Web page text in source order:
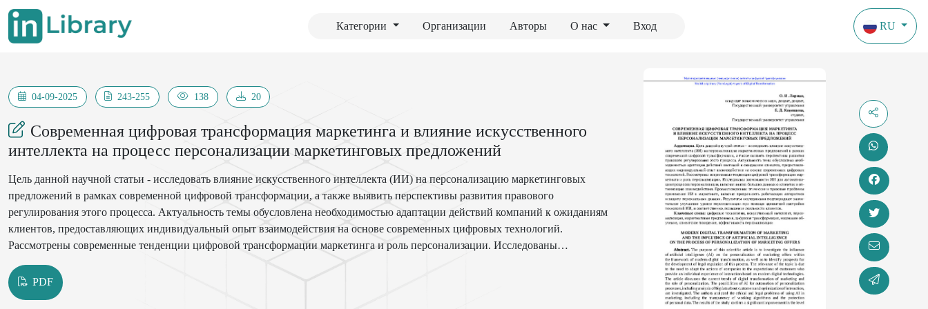
Категории Организации Авторы О нас Вход RU
04-09-2025 243-255 138 20
Современная цифровая трансформация маркетинга и влияние искусственного
интеллекта на процесс персонализации маркетинговых предложений
Цель данной научной статьи - исследовать влияние искусственного интеллекта (ИИ) на персонализацию маркетинговых
предложений в рамках современной цифровой трансформации, а также выявить перспективы развития правового
регулирования этого процесса. Актуальность темы обусловлена необходимостью адаптации действий компаний к ожиданиям
клиентов, предоставляющих индивидуальный опыт взаимодействия на основе современных цифровых технологий.
Рассмотрены современные тенденции цифровой трансформации маркетинга и роль персонализации. Исследованы
взаимодействия. Проанализированы этические и правовые проблемы применения ИИ в маркетинге, включая прозрачность
работающих алгоритмов и защиту персональных данных. Результаты исследования подтверждают значительное улучшение
PDF